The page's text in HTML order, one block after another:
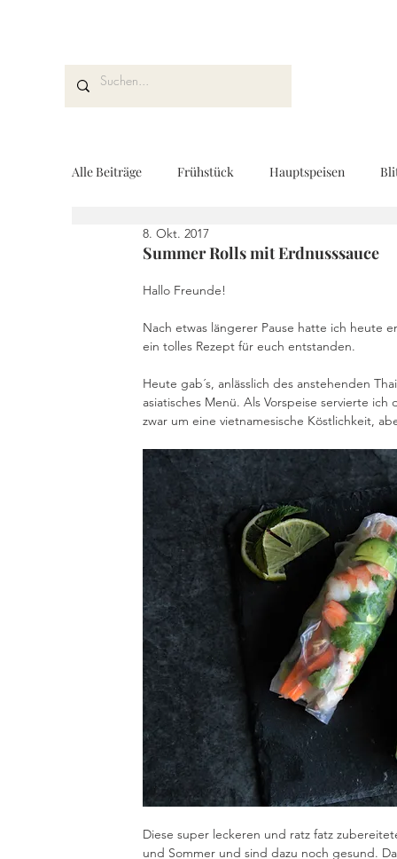
Alle Beiträge Frühstück Hauptspeisen
Kuchen und Desserts
REZEPTKARTEN Rezeptvideo vegan
Summer Rolls mit Erdnusssauce
8. Okt. 2017
Hallo Freunde!
Nach etwas längerer Pause hatte ich heute
ein tolles Rezept für euch entstanden.
Heute gab´s, anlässlich des anstehenden
asiatisches Menü. Als Vorspeise servierte
zwar um eine vietnamesische Köstlichkeit,
Diese super leckeren und ratz fatz
und Sommer und sind dazu noch gesund.